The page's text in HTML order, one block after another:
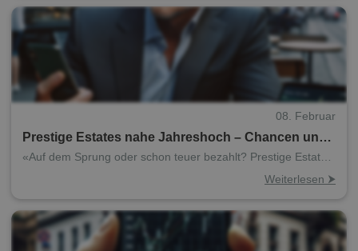
08. Februar
Prestige Estates nahe Jahreshoch – Chancen und
Grenzen des indischen Immobilienrallys
«Auf dem Sprung oder schon teuer bezahlt? Prestige Estates
Weiterlesen ⮞